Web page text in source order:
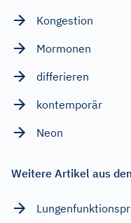
Kongestion
Mormonen
differieren
kontemporär
Neon
Weitere Artikel aus